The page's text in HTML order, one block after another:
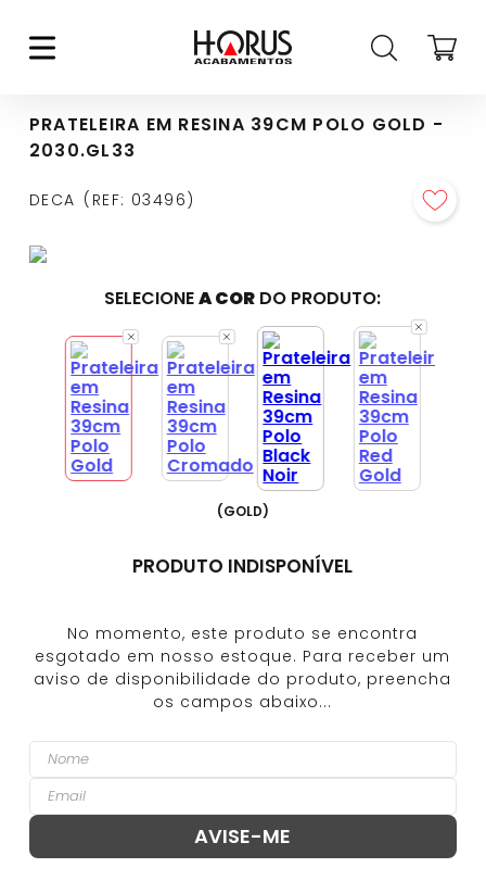
PRATELEIRA EM RESINA 39CM POLO GOLD -
2030.GL33
DECA REF: 03496
SELECIONEA COR DO PRODUTO:
(GOLD)
PRODUTO INDISPONÍVEL